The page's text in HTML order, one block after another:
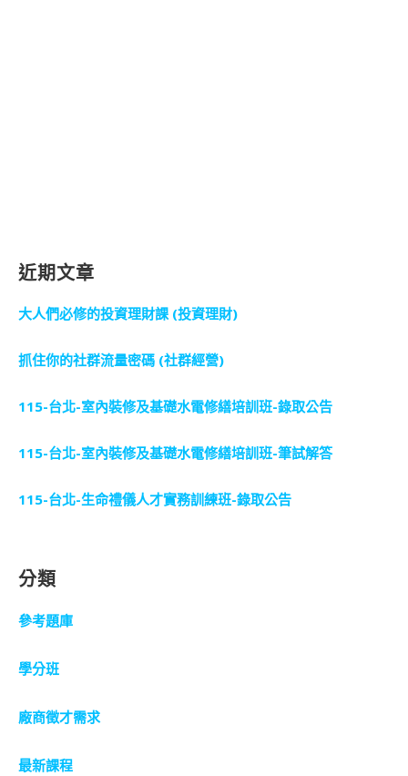
近期文章
大人們必修的投資理財課 (投資理財)
抓住你的社群流量密碼 (社群經營)
115-台北-室內裝修及基礎水電修繕培訓班-錄取公告
115-台北-室內裝修及基礎水電修繕培訓班-筆試解答
115-台北-生命禮儀人才實務訓練班-錄取公告
分類
參考題庫
學分班
廠商徵才需求
最新課程